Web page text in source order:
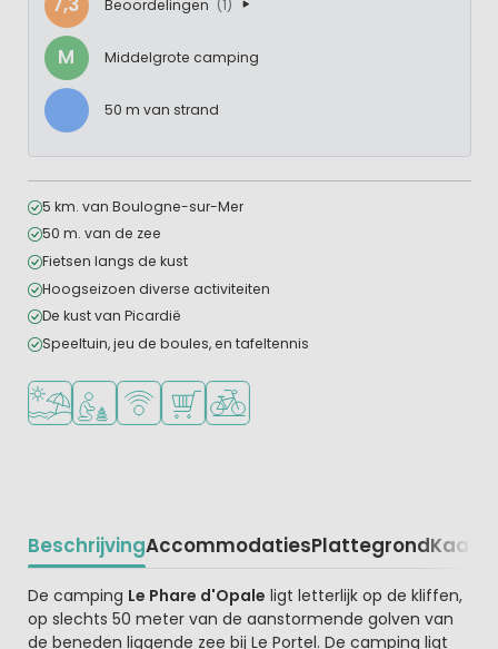
Beoordelingen (1)
M Middelgrote camping
50 m van strand
5 km. van Boulogne-sur-Mer
50 m. van de zee
Fietsen langs de kust
Hoogseizoen diverse activiteiten
De kust van Picardië
Speeltuin, jeu de boules, en tafeltennis
Ligt bij strand en zee
Aanbevolen voor jonge kinderen
WiFi beschikbaar
Campingwinkel/Supermarkt
Fietsverhuur
BeschrijvingAccommodatiesPlattegrondKaart
Beschrijving
De camping Le Phare d'Opale ligt letterlijk op de kliffen,
op slechts 50 meter van de aanstormende golven van
de beneden liggende zee bij Le Portel. De camping ligt